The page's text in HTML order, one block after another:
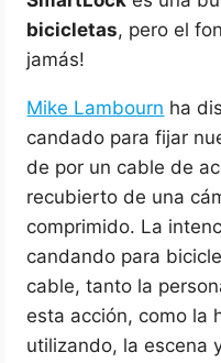
bicicletas, pero el
jamás!
Mike Lambourn ha
candado para fijar
de por un cable de
recubierto de una
comprimido. La
candando para
cable, tanto la
esta acción, como la
utilizando, la escena